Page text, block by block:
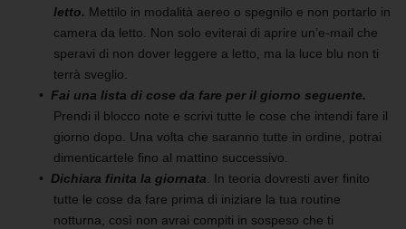
letto. Mettilo in modalità aereo o spegnilo e non portarlo in
camera da letto. Non solo eviterai di aprire un’e-mail che
speravi di non dover leggere a letto, ma la luce blu non ti
terrà sveglio.
Fai una lista di cose da fare per il giorno seguente.
Prendi il blocco note e scrivi tutte le cose che intendi fare il
giorno dopo. Una volta che saranno tutte in ordine, potrai
dimenticartele fino al mattino successivo.
Dichiara finita la giornata. In teoria dovresti aver finito
tutte le cose da fare prima di iniziare la tua routine
notturna, così non avrai compiti in sospeso che ti